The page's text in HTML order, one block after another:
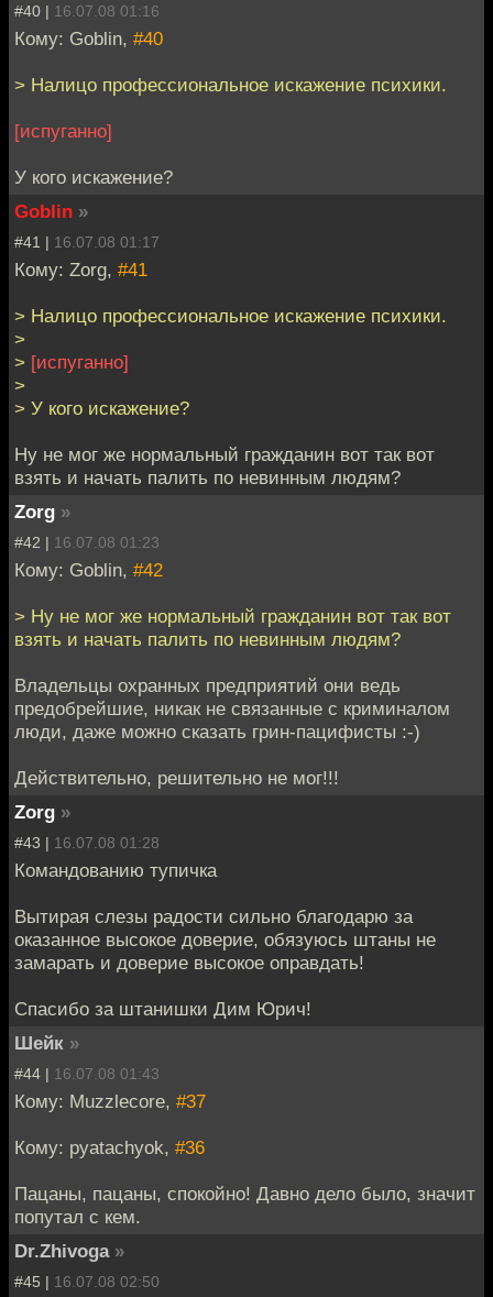
#40 | 16.07.08 01:16
Кому: Goblin, #40
> Налицо профессиональное искажение психики.
[испуганно]
У кого искажение?
Goblin »
#41 | 16.07.08 01:17
Кому: Zorg, #41
> Налицо профессиональное искажение психики.
>
> [испуганно]
>
> У кого искажение?
Ну не мог же нормальный гражданин вот так вот
взять и начать палить по невинным людям?
Zorg »
#42 | 16.07.08 01:23
Кому: Goblin, #42
> Ну не мог же нормальный гражданин вот так вот
взять и начать палить по невинным людям?
Владельцы охранных предприятий они ведь
предобрейшие, никак не связанные с криминалом
люди, даже можно сказать грин-пацифисты :-)
Действительно, решительно не мог!!!
Zorg »
#43 | 16.07.08 01:28
Командованию тупичка
Вытирая слезы радости сильно благодарю за
оказанное высокое доверие, обязуюсь штаны не
замарать и доверие высокое оправдать!
Спасибо за штанишки Дим Юрич!
Шейк »
#44 | 16.07.08 01:43
Кому: Muzzlecore, #37
Кому: pyatachyok, #36
Пацаны, пацаны, спокойно! Давно дело было, значит
попутал с кем.
Dr.Zhivoga »
#45 | 16.07.08 02:50